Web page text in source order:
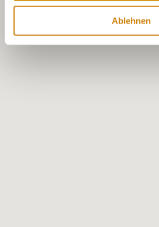
Ablehnen